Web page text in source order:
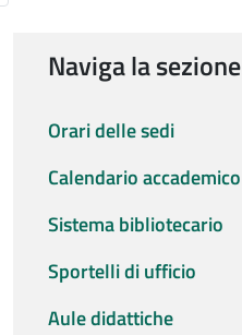
Naviga la sezione
Orari delle sedi
Calendario accademico
Sistema bibliotecario
Sportelli di ufficio
Aule didattiche